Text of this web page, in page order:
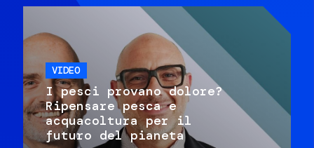
VIDEO
I pesci provano dolore?
Ripensare pesca e
acquacoltura per il
futuro del pianeta